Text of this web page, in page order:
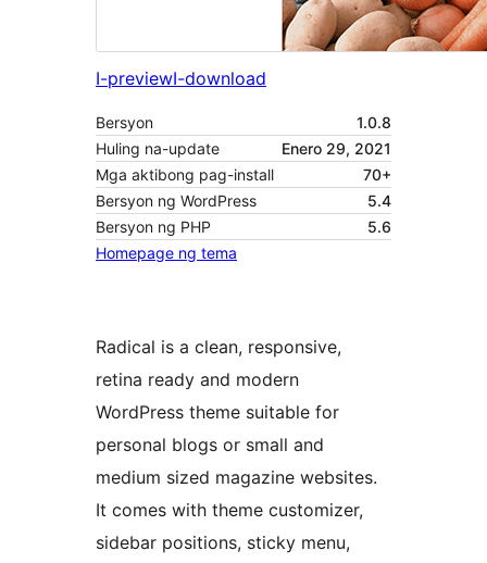
I-previewI-download
Bersyon
1.0.8
Huling na-update
Enero 29, 2021
Mga aktibong pag-install
70+
Bersyon ng WordPress
5.4
Bersyon ng PHP
5.6
Homepage ng tema
Radical is a clean, responsive,
retina ready and modern
WordPress theme suitable for
personal blogs or small and
medium sized magazine websites.
It comes with theme customizer,
sidebar positions, sticky menu,